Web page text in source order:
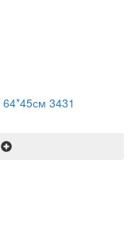
64*45см 3431